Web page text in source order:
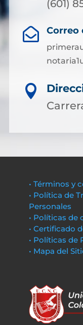
(601)
 Correo

• Términos y
• Política de
Personales
• Políticas de
• Certificado
• Políticas de
• Mapa del